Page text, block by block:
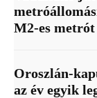
M2-es
Oroszlán-
az év egyik